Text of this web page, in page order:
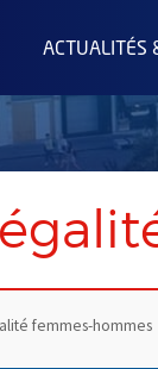
à l'accueil
ACTUALITÉS
femmes-hommes